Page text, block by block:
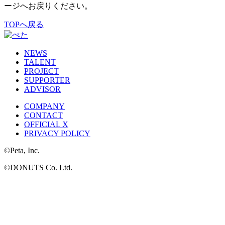
ージへお戻りください。
TOPへ戻る
NEWS
TALENT
PROJECT
SUPPORTER
ADVISOR
COMPANY
CONTACT
OFFICIAL X
PRIVACY POLICY
©Peta, Inc.
©DONUTS Co. Ltd.